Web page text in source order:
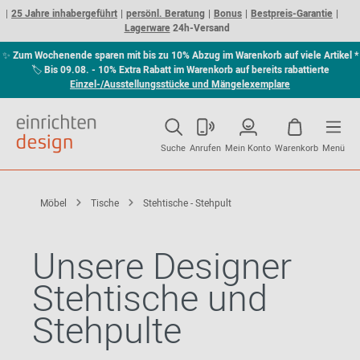
25 Jahre inhabergeführt persönl. Beratung Bonus
Bestpreis-Garantie
Lagerware24h-Versand
✨ Zum Wochenende sparen mit bis zu 10% Abzug im Warenkorb auf viele Artikel *
🏷Bis 09.08. - 10% Extra Rabatt im Warenkorb auf bereits rabattierte
Einzel-/Ausstellungsstücke und Mängelexemplare
Suche Anrufen Mein Konto Warenkorb Menü
Möbel Tische Stehtische - Stehpult
Unsere Designer
Stehtische und
Stehpulte